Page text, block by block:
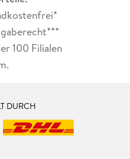
100 Filialen
DURCH